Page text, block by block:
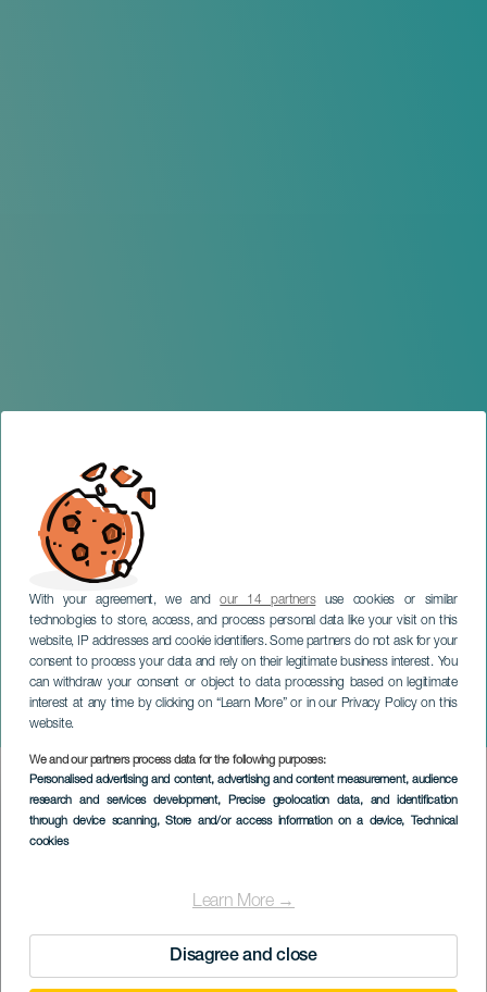
With your agreement, we andour 14 partnersuse cookies or similar
technologies to store, access, and process personal data like your visit on this
website, IP addresses and cookie identifiers. Some partners do not ask for your
consent to process your data and rely on their legitimate business interest. You
can withdraw your consent or object to data processing based on legitimate
interest at any time by clicking on “Learn More” or in our Privacy Policy on this
website.
We and our partners process data for the following purposes:
Personalised advertising and content, advertising and content measurement, audience
research and services development, Precise geolocation data, and identification
through device scanning, Store and/or access information on a device, Technical
cookies
Learn More →
Disagree and close
Yeray Rodríguez: Punto y
seguido
GRAN CANARIA
Imagen
Listado